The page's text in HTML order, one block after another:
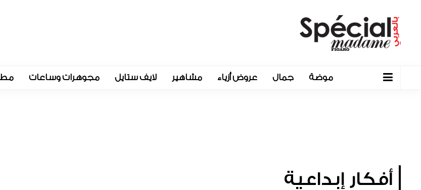
موضة جمال عروض أزياء مشاهير لايف ستايل مجوهرات وساعات
أفكار إبداعية